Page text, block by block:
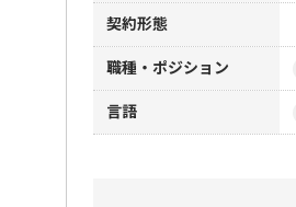
契約形態
職種・ポジション
言語